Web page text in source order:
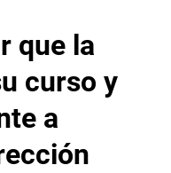
que la
curso y
a